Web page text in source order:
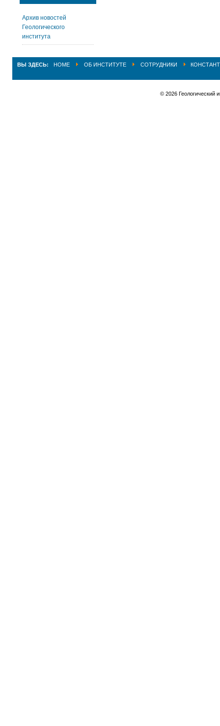
Архив новостей
Геологического
института
ВЫ ЗДЕСЬ: HOME ОБ ИНСТИТУТЕ СОТРУДНИКИ
© 2026 Геологический